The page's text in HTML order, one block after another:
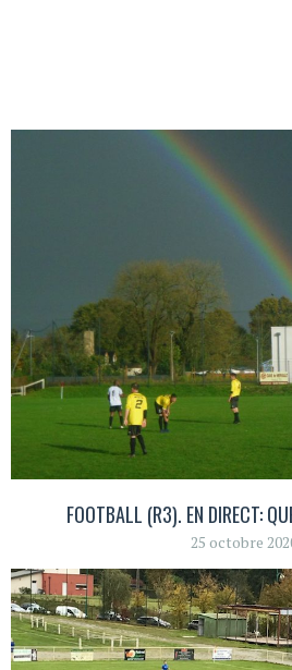
FOOTBALL (R3). EN DIRECT:
25 octobre